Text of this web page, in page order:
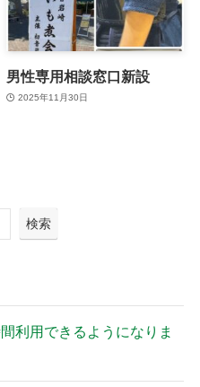
男性専用相談窓口新設
2025年11月30日
検索
利用できるようになりま